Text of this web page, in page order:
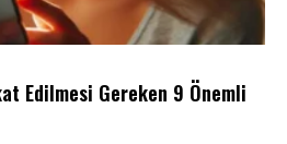
Edilmesi Gereken 9 Önemli